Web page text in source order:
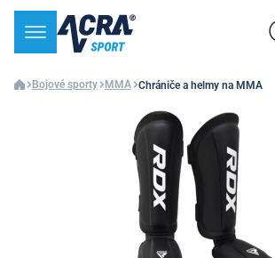
Bojové sporty MMA Chrániče a helmy na MMA